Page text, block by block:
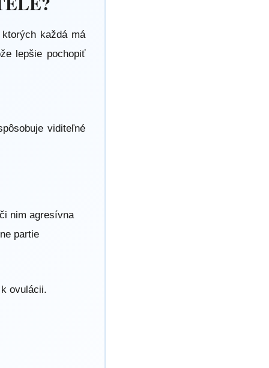
každá má
lepšie pochopiť
viditeľné
nim agresívna
partie
ovulácii.